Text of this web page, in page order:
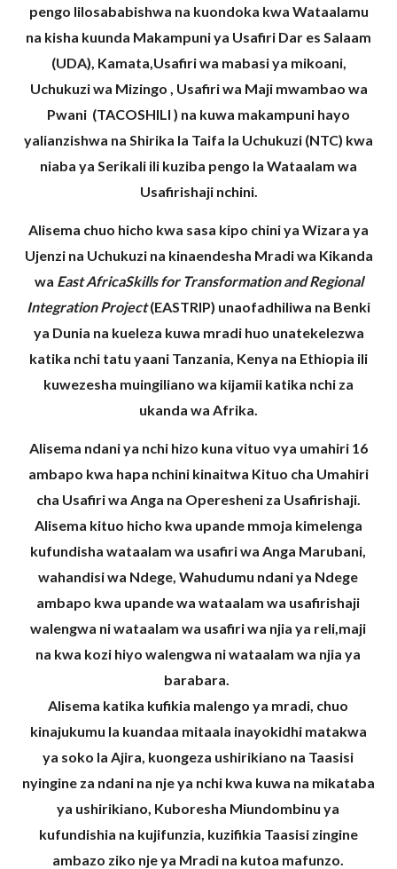
pengo lilosababishwa na kuondoka kwa Wataalamu
na kisha kuunda Makampuni ya Usafiri Dar es Salaam
(UDA), Kamata,Usafiri wa mabasi ya mikoani,
Uchukuzi wa Mizingo , Usafiri wa Maji mwambao wa
Pwani (TACOSHILI ) na kuwa makampuni hayo
yalianzishwa na Shirika la Taifa la Uchukuzi (NTC) kwa
niaba ya Serikali ili kuziba pengo la Wataalam wa
Usafirishaji nchini.
Alisema chuo hicho kwa sasa kipo chini ya Wizara ya
Ujenzi na Uchukuzi na kinaendesha Mradi wa Kikanda
wa East AfricaSkills for Transformation and Regional
Integration Project(EASTRIP) unaofadhiliwa na Benki
ya Dunia na kueleza kuwa mradi huo unatekelezwa
katika nchi tatu yaani Tanzania, Kenya na Ethiopia ili
kuwezesha muingiliano wa kijamii katika nchi za
ukanda wa Afrika.
Alisema ndani ya nchi hizo kuna vituo vya umahiri 16
ambapo kwa hapa nchini kinaitwa Kituo cha Umahiri
cha Usafiri wa Anga na Operesheni za Usafirishaji.
Alisema kituo hicho kwa upande mmoja kimelenga
kufundisha wataalam wa usafiri wa Anga Marubani,
wahandisi wa Ndege, Wahudumu ndani ya Ndege
ambapo kwa upande wa wataalam wa usafirishaji
walengwa ni wataalam wa usafiri wa njia ya reli,maji
na kwa kozi hiyo walengwa ni wataalam wa njia ya
barabara.
Alisema katika kufikia malengo ya mradi, chuo
kinajukumu la kuandaa mitaala inayokidhi matakwa
ya soko la Ajira, kuongeza ushirikiano na Taasisi
nyingine za ndani na nje ya nchi kwa kuwa na mikataba
ya ushirikiano, Kuboresha Miundombinu ya
kufundishia na kujifunzia, kuzifikia Taasisi zingine
ambazo ziko nje ya Mradi na kutoa mafunzo.